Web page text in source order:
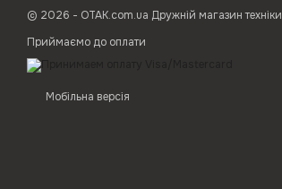
© 2026 - ОТАК.com.ua Дружній магазин техніки
Приймаємо до оплати
Мобільна версія